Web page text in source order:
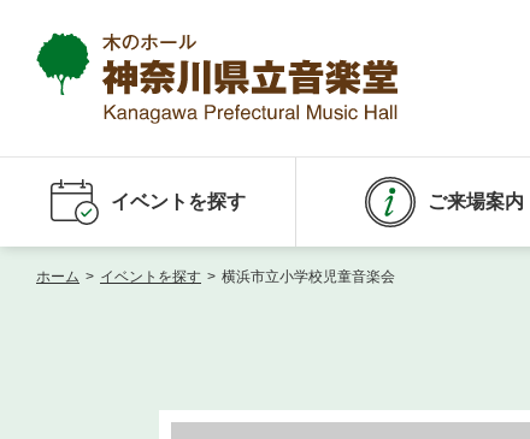
イベントを探す ご来場案内
ホーム > イベントを探す > 横浜市立小学校児童音楽会